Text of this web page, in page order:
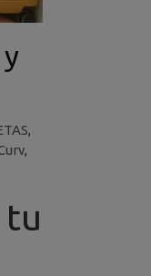
,
,
tu